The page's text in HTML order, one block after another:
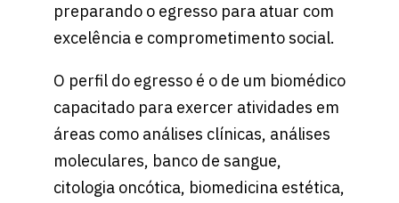
preparando o egresso para atuar com
excelência e comprometimento social.
O perfil do egresso é o de um biomédico
capacitado para exercer atividades em
áreas como análises clínicas, análises
moleculares, banco de sangue,
citologia oncótica, biomedicina estética,